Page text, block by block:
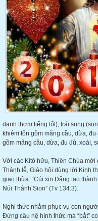
danh thơm tiếng tốt), trái sung
khiêm tốn gồm mãng cầu, dừa,
gồm mãng cầu, dừa, đu đủ, xoài,
Với các Kitô hữu, Thiên Chúa
Thánh lễ, Giáo hội dùng lời Kinh
giao thừa: “Cúi xin Đấng tạo
Núi Thánh Sion” (Tv 134:3).
Nghi thức nhằm phục vụ con
Đừng câu nệ hình thức mà “bắt”